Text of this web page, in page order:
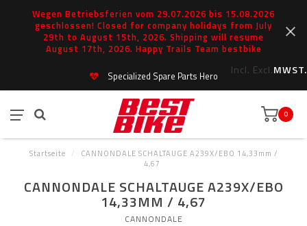
Wegen Betriebsferien vom 29.07.2026 bis 15.08.2026
geschlossen! Closed for company holidays from July
29th to August 15th, 2026. Shipping will resume
August 17th, 2026. Happy Trails Team bestbike
Incl. Excl.MWST.
Specialized Spare Parts Hero
0
Startseite /
CANNONDALE SCHALTAUGE A239X/EBO 14,33mm /
4,67
CANNONDALE SCHALTAUGE A239X/EBO
14,33MM / 4,67
CANNONDALE